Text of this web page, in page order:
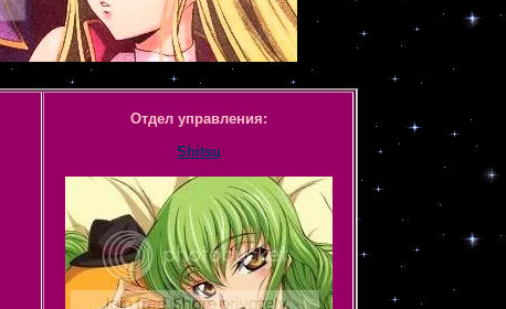
Отдел управления:
Shitsu